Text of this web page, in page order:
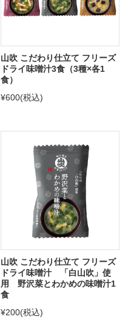
山吹 こだわり仕立て フリーズ
ドライ味噌汁3食（3種×各1
食）
¥600(税込)
山吹 こだわり仕立て フリーズ
ドライ味噌汁 「白山吹」使
用 野沢菜とわかめの味噌汁1
食
¥200(税込)